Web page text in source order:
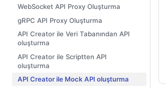
WebSocket API Proxy Oluşturma
gRPC API Proxy Oluşturma
API Creator ile Veri Tabanından API
oluşturma
API Creator ile Scriptten API
oluşturma
API Creator ile Mock API oluşturma